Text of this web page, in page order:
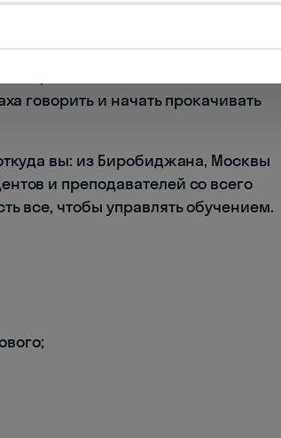
где начинают говорить даже те,
этого, мы используем
общаются на английском больше
говорить и начать прокачивать
вы: из Биробиджана, Москвы
и преподавателей со всего
все, чтобы управлять обучением.